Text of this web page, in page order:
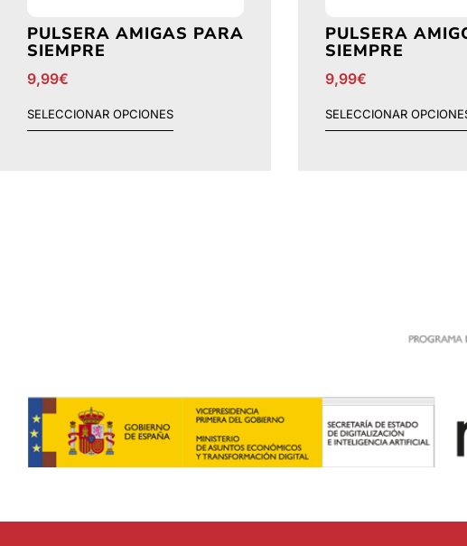
PULSERA AMIGAS PARA
SIEMPRE
9,99€
SELECCIONAR OPCIONES
PULSERA
SIEMPRE
9,99€
SELECCIONAR